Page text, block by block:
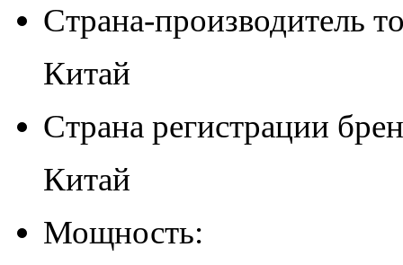
Страна-производитель
Китай
Страна регистрации
Китай
Мощность: